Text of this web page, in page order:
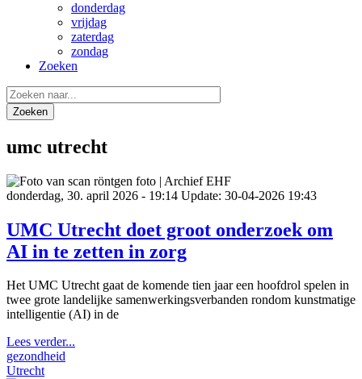
donderdag
vrijdag
zaterdag
zondag
Zoeken
Zoeken
umc utrecht
donderdag, 30. april 2026 - 19:14 Update: 30-04-2026 19:43
UMC Utrecht doet groot onderzoek om
AI in te zetten in zorg
Het UMC Utrecht gaat de komende tien jaar een hoofdrol spelen in
twee grote landelijke samenwerkingsverbanden rondom kunstmatige
intelligentie (AI) in de
Lees verder...
gezondheid
Utrecht